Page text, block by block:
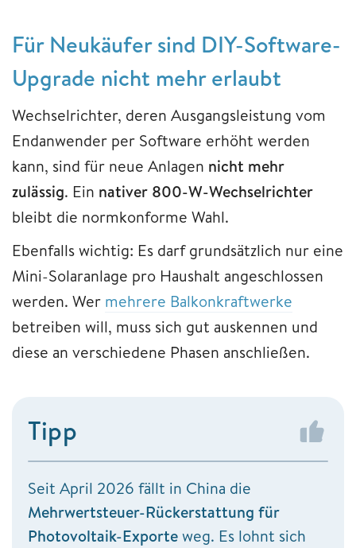
Für Neukäufer sind DIY-Software-
Upgrade nicht mehr erlaubt
Wechselrichter, deren Ausgangsleistung vom
Endanwender per Software erhöht werden
kann, sind für neue Anlagen nicht mehr
zulässig. Ein nativer 800-W-Wechselrichter
bleibt die normkonforme Wahl.
Ebenfalls wichtig: Es darf grundsätzlich nur eine
Mini-Solaranlage pro Haushalt angeschlossen
werden. Wer mehrere Balkonkraftwerke
betreiben will, muss sich gut auskennen und
diese an verschiedene Phasen anschließen.
Tipp
Seit April 2026 fällt in China die
Mehrwertsteuer-Rückerstattung für
Photovoltaik-Exporteweg. Es lohnt sich